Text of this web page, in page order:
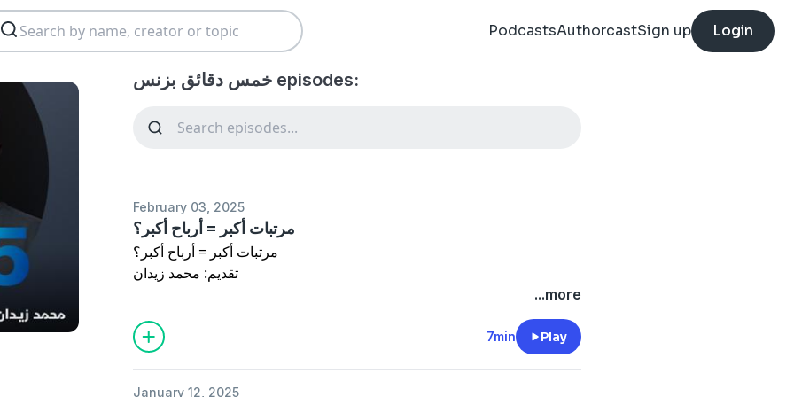
PodcastsAuthorcastSign up Login
خمس دقائق بزنس episodes:
February 03, 2025
مرتبات أكبر = أرباح أكبر؟
تقديم: محمد زيدان
قصص وحكايات ودروس من عالم البزنس. تحليلات موجزة تهم الجميع من
...more
7min Play
January 12, 2025